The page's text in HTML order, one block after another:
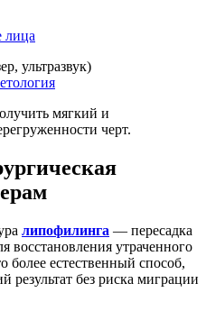
лица
ультразвук)
мягкий и
черт.
липофилинга — пересадка
восстановления утраченного
естественный способ,
без риска миграции